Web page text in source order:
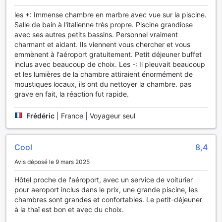
votre talent caché tout en vous amusant avec vos proches.
De plus, le jardin luxuriant de l'hôtel offre un cadre paisible
pour se ressourcer. Vous pourrez vous promener dans cet
écrin de verdure, savourer un moment de tranquillité ou
même organiser un pique-nique improvisé, ajoutant une
touche naturelle à votre séjour. Le Southern Airport Hotel
combine ainsi confort et divertissement, promettant une
expérience mémorable à chaque visite.
Installations Sportives au Southern Airport Hotel
Le Southern Airport Hotel à Hat Yai, Thaïlande, vous invite à
profiter de ses installations sportives de qualité, notamment
sa magnifique piscine extérieure. Nichée au cœur d'un
détendre après une journée bien remplie ou pour se
rafraîchir sous le soleil thaïlandais. Avec ses eaux
cristallines et son ambiance apaisante, elle offre un espace
parfait pour nager quelques longueurs ou simplement se
prélasser sur un transat tout en savourant un cocktail
rafraîchissant.
Les amateurs de sport apprécieront également la
les +: Immense chambre en marbre avec vue sur la piscine.
Salle de bain à l'italienne très propre. Piscine grandiose
avec ses autres petits bassins. Personnel vraiment
charmant et aidant. Ils viennent vous chercher et vous
emmènent à l'aéroport gratuitement. Petit déjeuner buffet
inclus avec beaucoup de choix. Les -: Il pleuvait beaucoup
et les lumières de la chambre attiraient énormément de
moustiques locaux, ils ont du nettoyer la chambre. pas
grave en fait, la réaction fut rapide.
Frédéric France | Voyageur seul
Cool 8,4
Avis déposé le 9 mars 2025
Hôtel proche de l'aéroport, avec un service de voiturier
pour aeroport inclus dans le prix, une grande piscine, les
chambres sont grandes et confortables. Le petit-déjeuner
à la thaï est bon et avec du choix.